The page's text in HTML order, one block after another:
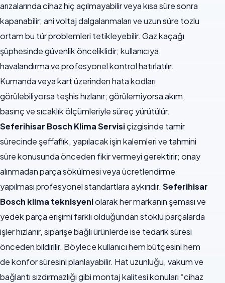
arızalarında cihaz hiç açılmayabilir veya kısa süre sonra
kapanabilir; ani voltaj dalgalanmaları ve uzun süre tozlu
ortam bu tür problemleri tetikleyebilir. Gaz kaçağı
şüphesinde güvenlik önceliklidir; kullanıcıya
havalandırma ve profesyonel kontrol hatırlatılır.
Kumanda veya kart üzerinden hata kodları
görülebiliyorsa teşhis hızlanır; görülemiyorsa akım,
basınç ve sıcaklık ölçümleriyle süreç yürütülür.
Seferihisar Bosch Klima Servisiçizgisinde tamir
sürecinde şeffaflık, yapılacak işin kalemleri ve tahmini
süre konusunda önceden fikir vermeyi gerektirir; onay
alınmadan parça sökülmesi veya ücretlendirme
yapılması profesyonel standartlara aykırıdır. Seferihisar
Bosch klima teknisyeniolarak her markanın şeması ve
yedek parça erişimi farklı olduğundan stoklu parçalarda
işler hızlanır, siparişe bağlı ürünlerde ise tedarik süresi
önceden bildirilir. Böylece kullanıcı hem bütçesini hem
de konfor süresini planlayabilir. Hat uzunluğu, vakum ve
bağlantı sızdırmazlığı gibi montaj kalitesi konuları “cihaz